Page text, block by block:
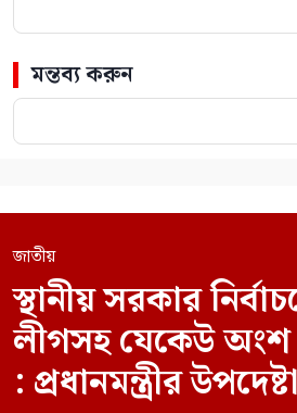
মন্তব্য করুন
জাতীয়
স্থানীয় সরকার
লীগসহ যেকেউ অংশ
: প্রধানমন্ত্রীর উপদেষ্টা